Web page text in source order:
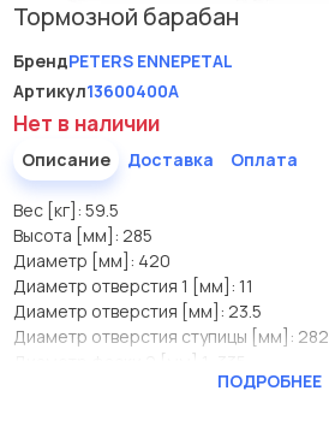
Тормозной барабан
БрендPETERS ENNEPETAL
Артикул13600400A
Нет в наличии
Описание Доставка Оплата
Вес [кг]: 59.5
Высота [мм]: 285
Диаметр [мм]: 420
Диаметр отверстия 1 [мм]: 11
Диаметр отверстия [мм]: 23.5
Диаметр отверстия ступицы [мм]: 282
Диаметр фаски 2 [мм] 1: 335
Количество отверстий: 10ПОДРОБНЕЕ